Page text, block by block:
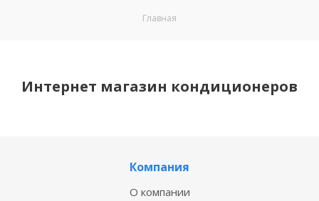
Главная
Интернет магазин кондиционеров
Компания
О компании